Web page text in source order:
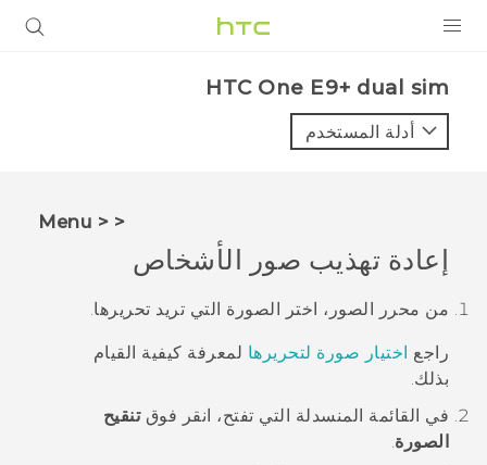
VIVE
VIVERSE
البرامج + التطبيقات
الدعم
أجهزة HTC والملحقات
HTC One E9+ dual sim‎
أدلة المستخدم
< < Menu
إعادة تهذيب صور الأشخاص
من محرر الصور ، اختر الصورة التي تريد تحريرها.
راجع اختيار صورة لتحريرها لمعرفة كيفية القيام
بذلك.
في القائمة المنسدلة التي تفتح، انقر فوقتنقيح
الصورة.